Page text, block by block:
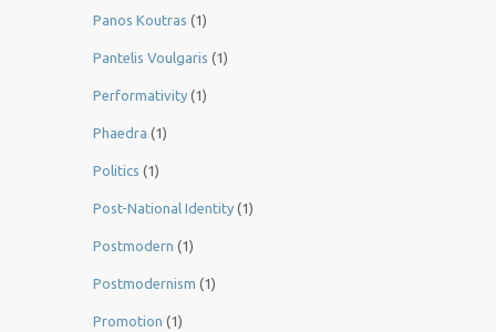
Panos Koutras (1)
Pantelis Voulgaris (1)
Performativity (1)
Phaedra (1)
Politics (1)
Post-National Identity (1)
Postmodern (1)
Postmodernism (1)
Promotion (1)